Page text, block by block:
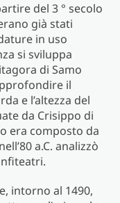
del 3 ° secolo
già stati
in uso
si sviluppa
di Samo
il
e l’altezza del
da Crisippo di
era composto da
a.C. analizzò
intorno al 1490,